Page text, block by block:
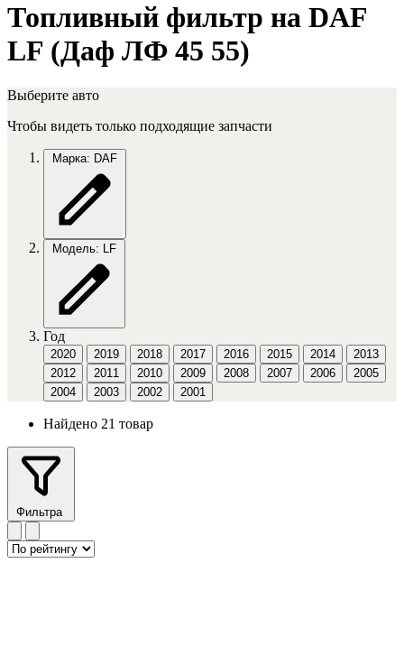
Топливный фильтр на DAF
LF (Даф ЛФ 45 55)
Выберите авто
Чтобы видеть только подходящие запчасти
Марка: DAF
Модель: LF
Год
2020 2019 2018 2017 2016 2015 2014
2013
2012
2011 2010 2009 2008 2007 2006
2005
2004
2003 2002 2001
Найдено 21 товар
Фильтра